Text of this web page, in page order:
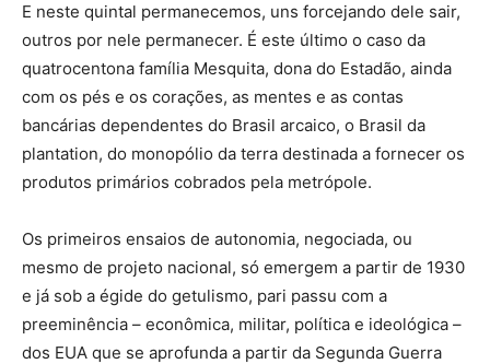
E neste quintal permanecemos, uns forcejando dele sair,
outros por nele permanecer. É este último o caso da
quatrocentona família Mesquita, dona do Estadão, ainda
com os pés e os corações, as mentes e as contas
bancárias dependentes do Brasil arcaico, o Brasil da
plantation, do monopólio da terra destinada a fornecer os
produtos primários cobrados pela metrópole.
Os primeiros ensaios de autonomia, negociada, ou
mesmo de projeto nacional, só emergem a partir de 1930
e já sob a égide do getulismo, pari passu com a
preeminência – econômica, militar, política e ideológica –
dos EUA que se aprofunda a partir da Segunda Guerra